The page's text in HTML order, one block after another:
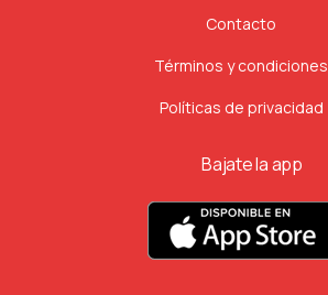
Contacto
Términos y condiciones
Políticas de privacidad
Bajate la app